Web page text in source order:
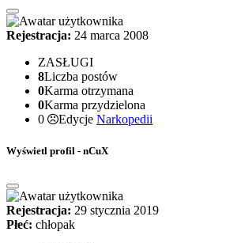
Rejestracja: 24 marca 2008
ZASŁUGI
8Liczba postów
0Karma otrzymana
0Karma przydzielona
0
Edycje Narkopedii
Wyświetl profil - nCuX
Rejestracja: 29 stycznia 2019
Płeć: chłopak